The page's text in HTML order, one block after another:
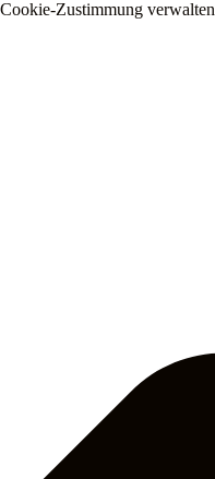
Cookie-Zustimmung verwalten